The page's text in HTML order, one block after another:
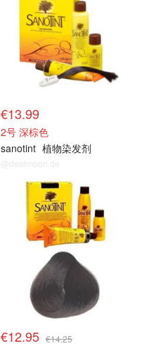
€13.99
2号 深棕色
sanotint 植物染发剂
@dealmoon.de
€12.95 €14.25